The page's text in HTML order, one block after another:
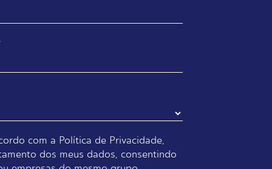
com a Política de Privacidade,
dos meus dados, consentindo